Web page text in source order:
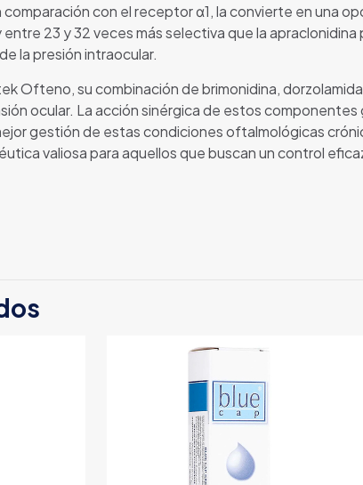
con el receptor α1, la convierte en una
23 y 32 veces más selectiva que la
la presión intraocular.
Ofteno, su combinación de brimonidina,
ocular. La acción sinérgica de estos
gestión de estas condiciones oftalmológicas
valiosa para aquellos que buscan un control